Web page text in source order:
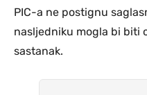
PIC-a ne postignu
nasljedniku mogla bi biti
sastanak.